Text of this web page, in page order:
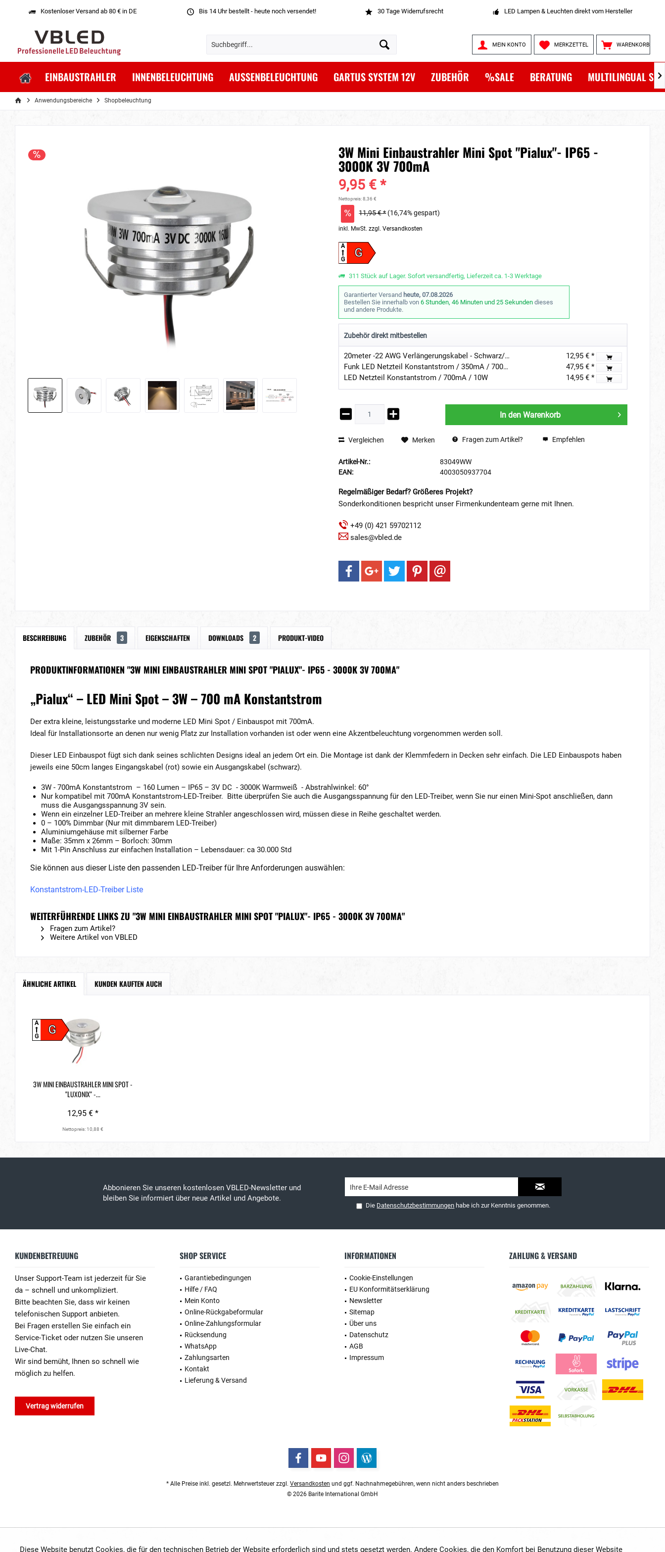
Kostenloser Versand ab 80 € in DE Bis 14 Uhr bestellt - heute noch versendet! 30 Tage Widerrufsrecht LED Lampen & Leuchten direkt vom Hersteller
WARENKORB
MERKZETTEL
MEIN KONTO
EINBAUSTRAHLER INNENBELEUCHTUNG AUSSENBELEUCHTUNG GARTUS SYSTEM 12V ZUBEHÖR %SALE BERATUNG MULTILINGUAL 
Anwendungsbereiche Shopbeleuchtung
3W Mini Einbaustrahler Mini Spot "Pialux"- IP65 -
3000K 3V 700mA
9,95 € *
Nettopreis: 8,36 €
11,95 € * (16,74% gespart)
inkl. MwSt.zzgl. Versandkosten
G
A
G
311 Stück auf Lager. Sofort versandfertig, Lieferzeit ca. 1-3 Werktage
Garantierter Versand heute, 07.08.2026
Bestellen Sie innerhalb von6 Stunden, 46 Minuten und 24 Sekunden dieses
und andere Produkte.
Zubehör direkt mitbestellen
20meter -22 AWG Verlängerungskabel - Schwarz/Rot
12,95 € *
Funk LED Netzteil Konstantstrom / 350mA / 700mA / 18-36W / "INATUS"
47,95 € *
LED Netzteil Konstantstrom / 700mA / 10W
14,95 € *
In den Warenkorb
Vergleichen Merken Fragen zum Artikel? Empfehlen
Artikel-Nr.:
83049WW
EAN:
4003050937704
Regelmäßiger Bedarf? Größeres Projekt?
Sonderkonditionen bespricht unser Firmenkundenteam gerne mit Ihnen.
+49 (0) 421 59702112
sales@vbled.de
BESCHREIBUNG ZUBEHÖR 3 EIGENSCHAFTEN DOWNLOADS 2 PRODUKT-VIDEO
PRODUKTINFORMATIONEN "3W MINI EINBAUSTRAHLER MINI SPOT "PIALUX"- IP65 - 3000K 3V 700MA"
„Pialux“ – LED Mini Spot – 3W – 700 mA Konstantstrom
Der extra kleine, leistungsstarke und moderne LED Mini Spot / Einbauspot mit 700mA.
Ideal für Installationsorte an denen nur wenig Platz zur Installation vorhanden ist oder wenn eine Akzentbeleuchtung vorgenommen werden soll.
Dieser LED Einbauspot fügt sich dank seines schlichten Designs ideal an jedem Ort ein. Die Montage ist dank der Klemmfedern in Decken sehr einfach. Die LED Einbauspots haben
jeweils eine 50cm langes Eingangskabel (rot) sowie ein Ausgangskabel (schwarz).
3W - 700mA Konstantstrom – 160 Lumen – IP65 – 3V DC - 3000K Warmweiß - Abstrahlwinkel: 60°
Nur kompatibel mit 700mA Konstantstrom-LED-Treiber. Bitte überprüfen Sie auch die Ausgangsspannung für den LED-Treiber, wenn Sie nur einen Mini-Spot anschließen, dann
muss die Ausgangsspannung 3V sein.
Wenn ein einzelner LED-Treiber an mehrere kleine Strahler angeschlossen wird, müssen diese in Reihe geschaltet werden.
0 – 100% Dimmbar (Nur mit dimmbarem LED-Treiber)
Aluminiumgehäuse mit silberner Farbe
Maße: 35mm x 26mm – Borloch: 30mm
Mit 1-Pin Anschluss zur einfachen Installation – Lebensdauer: ca 30.000 Std
Sie können aus dieser Liste den passenden LED-Treiber für Ihre Anforderungen auswählen:
Konstantstrom-LED-Treiber Liste
WEITERFÜHRENDE LINKS ZU "3W MINI EINBAUSTRAHLER MINI SPOT "PIALUX"- IP65 - 3000K 3V 700MA"
Fragen zum Artikel?
Weitere Artikel von VBLED
ÄHNLICHE ARTIKEL KUNDEN KAUFTEN AUCH
G
A
G
3W MINI EINBAUSTRAHLER MINI SPOT -
"LUXONIX" -...
12,95 € *
Nettopreis: 10,88 €
Abbonieren Sie unseren kostenlosen VBLED-Newsletter und
bleiben Sie informiert über neue Artikel und Angebote.
Die Datenschutzbestimmungen habe ich zur Kenntnis genommen.
KUNDENBETREUUNG
Unser Support-Team ist jederzeit für Sie
da – schnell und unkompliziert.
Bitte beachten Sie, dass wir keinen
telefonischen Support anbieten.
Bei Fragen erstellen Sie einfach ein
Service-Ticket oder nutzen Sie unseren
Live-Chat.
Wir sind bemüht, Ihnen so schnell wie
möglich zu helfen.
Vertrag widerrufen
SHOP SERVICE
Garantiebedingungen
Hilfe / FAQ
Mein Konto
Online-Rückgabeformular
Online-Zahlungsformular
Rücksendung
WhatsApp
Zahlungsarten
Kontakt
Lieferung & Versand
INFORMATIONEN
Cookie-Einstellungen
EU Konformitätserklärung
Newsletter
Sitemap
Über uns
Datenschutz
AGB
Impressum
ZAHLUNG & VERSAND
* Alle Preise inkl. gesetzl. Mehrwertsteuer zzgl. Versandkosten und ggf. Nachnahmegebühren, wenn nicht anders beschrieben
© 2026 Barite International GmbH
Diese Website benutzt Cookies, die für den technischen Betrieb der Website erforderlich sind und stets gesetzt werden. Andere Cookies, die den Komfort bei Benutzung dieser Website